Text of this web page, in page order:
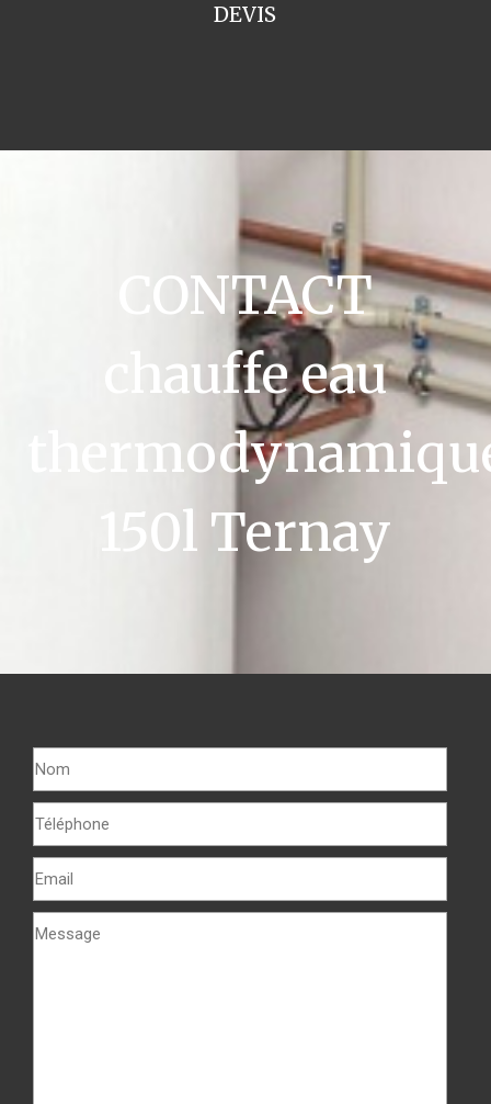
DEVIS
CONTACT
chauffe eau
150l Ternay